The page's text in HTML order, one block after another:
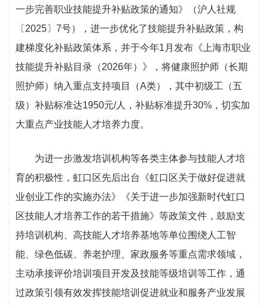
一步完善职业技能提升补贴政策的通知》（沪人社规
〔2025〕7号），进一步优化了技能提升补贴政策，构
建梯度化补贴政策体系，并于今年1月发布《上海市职业
技能提升补贴目录（2026年）》，将健康照护师（长期
照护师）纳入重点支持项目（A类），其中初级工（五
级）补贴标准达1950元/人，补贴标准提升30%，切实加
大重点产业技能人才培养力度。
为进一步激发培训机构等各类主体参与技能人才培
育的积极性，虹口区先后出台《虹口区关于做好促进就
业创业工作的实施办法》《关于进一步加强新时代虹口
区技能人才培养工作的若干措施》等政策文件，鼓励支
持培训机构、高技能人才培养基地等单位围绕人工智
能、绿色低碳、养老护理、家政服务等重点需求领域，
主动承接评价培训项目开发及技能等级培训等工作，通
过政策引领有效发挥技能培训促进就业和服务产业发展